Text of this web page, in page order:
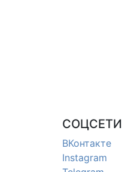
СОЦСЕТИ
ВКонтакте
Instagram